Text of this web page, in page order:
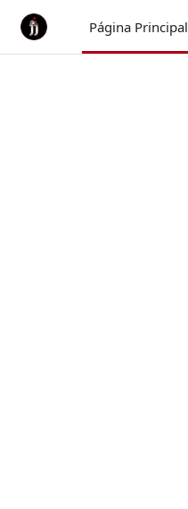
Saltar al contenido principal
Página Principal